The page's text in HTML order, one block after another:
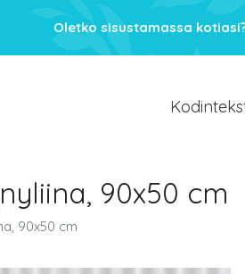
Oletko sisustamassa
90x50 cm
90x50 cm